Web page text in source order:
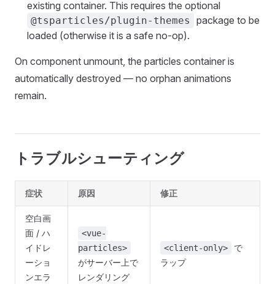
existing container. This requires the optional
@tsparticles/plugin-themes
package to be
loaded (otherwise it is a safe no-op).
On component unmount, the particles container is
automatically destroyed — no orphan animations
remain.
トラブルシューティング
症状 原因 修正
空白画
面 / ハ
イドレ
ーショ
ンエラ
<vue-
particles>
がサーバー上で
レンダリング
<client-only>
で
ラップ